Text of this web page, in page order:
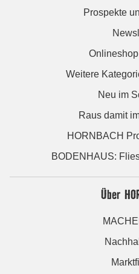
Prospekte
Weitere
Neu im
Raus damit
HORNBACH
BODENHAUS:
Über